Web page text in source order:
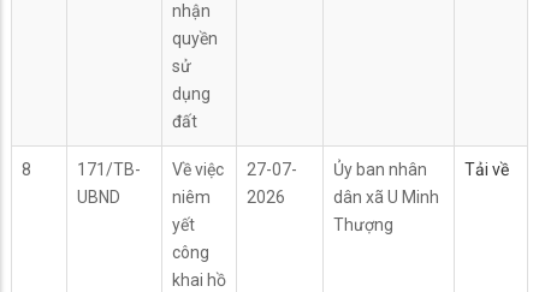
nhận
quyền
sử
dụng
đất
8
171/TB-
UBND
Về việc
niêm
yết
công
khai hồ
27-07-
2026
Ủy ban nhân
dân xã U Minh
Thượng
Tải về